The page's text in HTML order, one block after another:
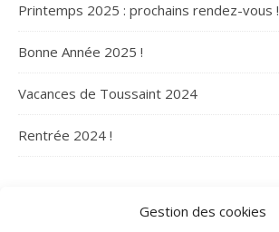
Gestion des cookies
Printemps 2025 : prochains rendez-vous !
Bonne Année 2025 !
Vacances de Toussaint 2024
Rentrée 2024 !
ARCHIVES